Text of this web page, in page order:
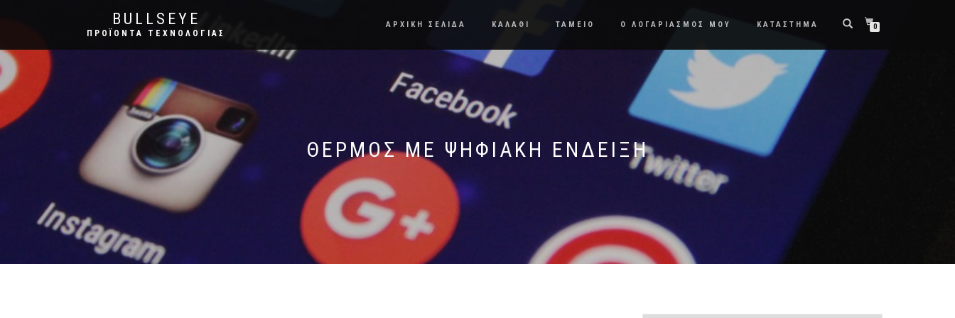
BULLSEYE
ΠΡΟΪΌΝΤΑ ΤΕΧΝΟΛΟΓΊΑΣ
ΑΡΧΙΚΗ ΣΕΛΙΔΑ ΚΑΛΑΘΙ ΤΑΜΕΙΟ Ο ΛΟΓΑΡΙΑΣΜΟΣ ΜΟΥ ΚΑΤΑΣΤΗΜΑ 0
ΘΕΡΜΌΣ ΜΕ ΨΗΦΙΑΚΉ ΈΝΔΕΙΞΗ